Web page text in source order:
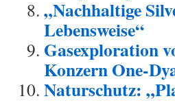
„Nachhaltige
Lebensweise“
Gasexploration
Konzern One-
Naturschutz: